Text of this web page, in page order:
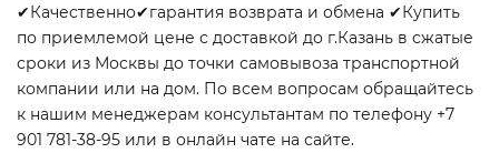
✔Качественно✔гарантия возврата и обмена ✔Купить
по приемлемой цене с доставкой до г.Казань в сжатые
сроки из Москвы до точки самовывоза транспортной
компании или на дом. По всем вопросам обращайтесь
к нашим менеджерам консультантам по телефону +7
901 781-38-95 или в онлайн чате на сайте.